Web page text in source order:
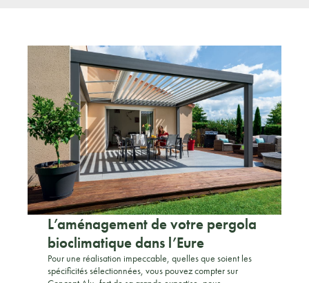
L’aménagement de votre pergola
bioclimatique dans l’Eure
Pour une réalisation impeccable, quelles que soient les
spécificités sélectionnées, vous pouvez compter sur